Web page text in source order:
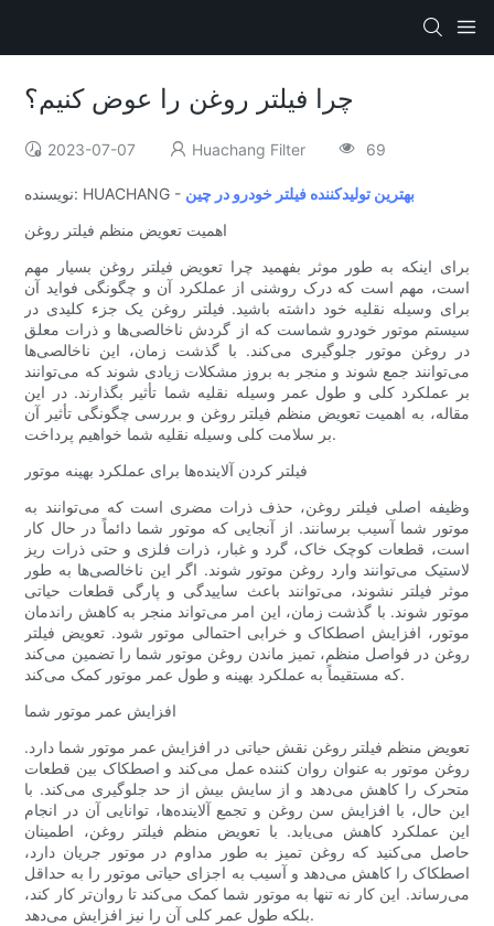
چرا فیلتر روغن را عوض کنیم؟
2023-07-07 Huachang Filter 69
نویسنده: HUACHANG - بهترین تولیدکننده فیلتر خودرو در چین
اهمیت تعویض منظم فیلتر روغن
برای اینکه به طور موثر بفهمید چرا تعویض فیلتر روغن بسیار مهم
است، مهم است که درک روشنی از عملکرد آن و چگونگی فواید آن
برای وسیله نقلیه خود داشته باشید. فیلتر روغن یک جزء کلیدی در
سیستم موتور خودرو شماست که از گردش ناخالصی‌ها و ذرات معلق
در روغن موتور جلوگیری می‌کند. با گذشت زمان، این ناخالصی‌ها
می‌توانند جمع شوند و منجر به بروز مشکلات زیادی شوند که می‌توانند
بر عملکرد کلی و طول عمر وسیله نقلیه شما تأثیر بگذارند. در این
مقاله، به اهمیت تعویض منظم فیلتر روغن و بررسی چگونگی تأثیر آن
بر سلامت کلی وسیله نقلیه شما خواهیم پرداخت.
فیلتر کردن آلاینده‌ها برای عملکرد بهینه موتور
وظیفه اصلی فیلتر روغن، حذف ذرات مضری است که می‌توانند به
موتور شما آسیب برسانند. از آنجایی که موتور شما دائماً در حال کار
است، قطعات کوچک خاک، گرد و غبار، ذرات فلزی و حتی ذرات ریز
لاستیک می‌توانند وارد روغن موتور شوند. اگر این ناخالصی‌ها به طور
موثر فیلتر نشوند، می‌توانند باعث ساییدگی و پارگی قطعات حیاتی
موتور شوند. با گذشت زمان، این امر می‌تواند منجر به کاهش راندمان
موتور، افزایش اصطکاک و خرابی احتمالی موتور شود. تعویض فیلتر
روغن در فواصل منظم، تمیز ماندن روغن موتور شما را تضمین می‌کند
که مستقیماً به عملکرد بهینه و طول عمر موتور کمک می‌کند.
افزایش عمر موتور شما
تعویض منظم فیلتر روغن نقش حیاتی در افزایش عمر موتور شما دارد.
روغن موتور به عنوان روان کننده عمل می‌کند و اصطکاک بین قطعات
متحرک را کاهش می‌دهد و از سایش بیش از حد جلوگیری می‌کند. با
این حال، با افزایش سن روغن و تجمع آلاینده‌ها، توانایی آن در انجام
این عملکرد کاهش می‌یابد. با تعویض منظم فیلتر روغن، اطمینان
حاصل می‌کنید که روغن تمیز به طور مداوم در موتور جریان دارد،
اصطکاک را کاهش می‌دهد و آسیب به اجزای حیاتی موتور را به حداقل
می‌رساند. این کار نه تنها به موتور شما کمک می‌کند تا روان‌تر کار کند،
بلکه طول عمر کلی آن را نیز افزایش می‌دهد.